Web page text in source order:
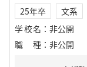
25年卒 文系
学校名 ： 非公開
職種 ： 非公開